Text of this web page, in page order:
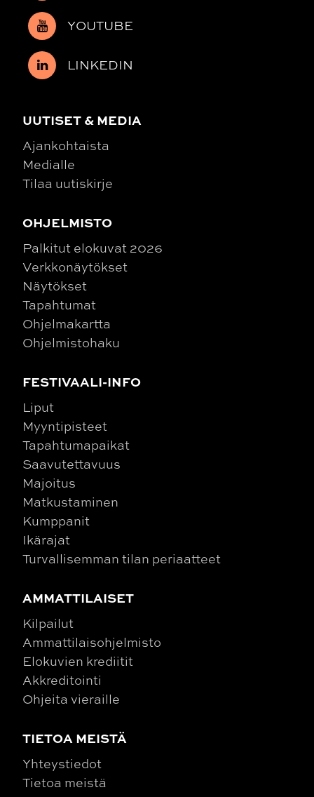
YOUTUBE
LINKEDIN
UUTISET & MEDIA
Ajankohtaista
Medialle
Tilaa uutiskirje
OHJELMISTO
Palkitut elokuvat 2026
Verkkonäytökset
Näytökset
Tapahtumat
Ohjelmakartta
Ohjelmistohaku
FESTIVAALI-INFO
Liput
Myyntipisteet
Tapahtumapaikat
Saavutettavuus
Majoitus
Matkustaminen
Kumppanit
Ikärajat
Turvallisemman tilan periaatteet
AMMATTILAISET
Kilpailut
Ammattilaisohjelmisto
Elokuvien krediitit
Akkreditointi
Ohjeita vieraille
TIETOA MEISTÄ
Yhteystiedot
Tietoa meistä